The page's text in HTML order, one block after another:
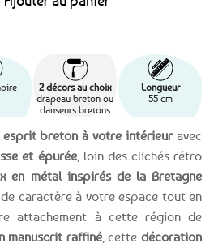
breton à votre intérieur avec
et épurée, loin des clichés rétro
en métal inspirés de la Bretagne
caractère à votre espace tout en
attachement à cette région de
manuscrit raffiné, cette décoration
2 décors au choix
drapeau breton ou
danseurs bretons
Longueur
55 cm